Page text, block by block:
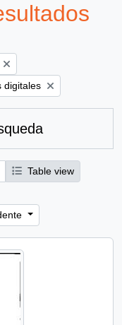
digitales
Table view